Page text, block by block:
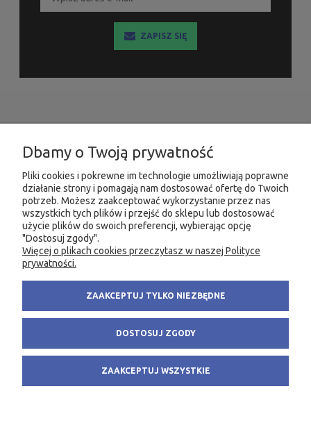
ZAPISZ SIĘ
INFORMACJE
MOJE KONTO
PRODUKTY
KONTAKT
info@fachowa.pl
KSIĘGARNIA FACHOWA.PL
80-299 Gdańsk
NIP: 584-182-39-49
Dbamy o Twoją prywatność
Pliki cookies i pokrewne im technologie umożliwiają poprawne
działanie strony i pomagają nam dostosować ofertę do Twoich
potrzeb. Możesz zaakceptować wykorzystanie przez nas
wszystkich tych plików i przejść do sklepu lub dostosować
użycie plików do swoich preferencji, wybierając opcję
"Dostosuj zgody".
Więcej o plikach cookies przeczytasz w naszej Polityce
prywatności.
ZAAKCEPTUJ TYLKO NIEZBĘDNE
DOSTOSUJ ZGODY
ZAAKCEPTUJ WSZYSTKIE